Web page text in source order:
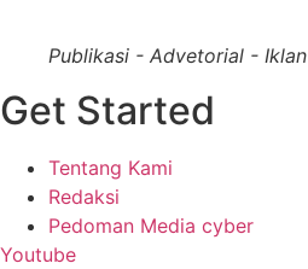
Publikasi - Advetorial -
Get Started
Tentang Kami
Redaksi
Pedoman Media cyber
Youtube